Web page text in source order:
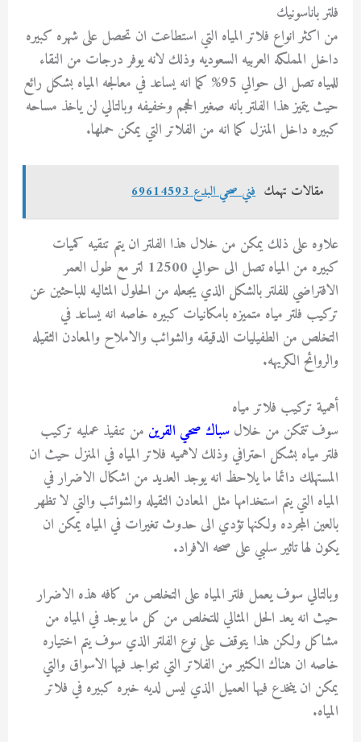
فلتر باناسونيك
من اكثر انواع فلاتر المياه التي استطاعت ان تحصل على شهره كبيره
داخل المملكه العربيه السعوديه وذلك لانه يوفر درجات من النقاء
للمياه تصل الى حوالي 95% كما انه يساعد في معالجه المياه بشكل رائع
حيث يتميز هذا الفلتر بانه صغير الحجم وخفيفه وبالتالي لن ياخذ مساحه
كبيره داخل المنزل كما انه من الفلاتر التي يمكن حملها.
مقالات تهمك فني صحي البدع 69614593
علاوه على ذلك يمكن من خلال هذا الفلتر ان يتم تنقيه كميات
كبيره من المياه تصل الى حوالي 12500 لتر مع طول العمر
الافتراضي للفلتر بالشكل الذي يجعله من الحلول المثاليه للباحثين عن
تركيب فلتر مياه متميزه بامكانيات كبيره خاصه انه يساعد في
التخلص من الطفيليات الدقيقه والشوائب والاملاح والمعادن الثقيله
والروائح الكريهه.
أهمية تركيب فلاتر مياه
سوف تتمكن من خلالسباك صحي القرين من تنفيذ عمليه تركيب
فلتر مياه بشكل احترافي وذلك لاهميه فلاتر المياه في المنزل حيث ان
المستهلك دائما ما يلاحظ انه يوجد العديد من اشكال الاضرار في
المياه التي يتم استخدامها مثل المعادن الثقيله والشوائب والتي لا تظهر
بالعين المجرده ولكنها تؤدي الى حدوث تغيرات في المياه يمكن ان
يكون لها تاثير سلبي على صحه الافراد.
وبالتالي سوف يعمل فلتر المياه على التخلص من كافه هذه الاضرار
حيث انه يعد الحل المثالي للتخلص من كل ما يوجد في المياه من
مشاكل ولكن هذا يتوقف على نوع الفلتر الذي سوف يتم اختياره
خاصه ان هناك الكثير من الفلاتر التي تتواجد فيها الاسواق والتي
يمكن ان ينخدع فيها العميل الذي ليس لديه خبره كبيره في فلاتر
المياه.